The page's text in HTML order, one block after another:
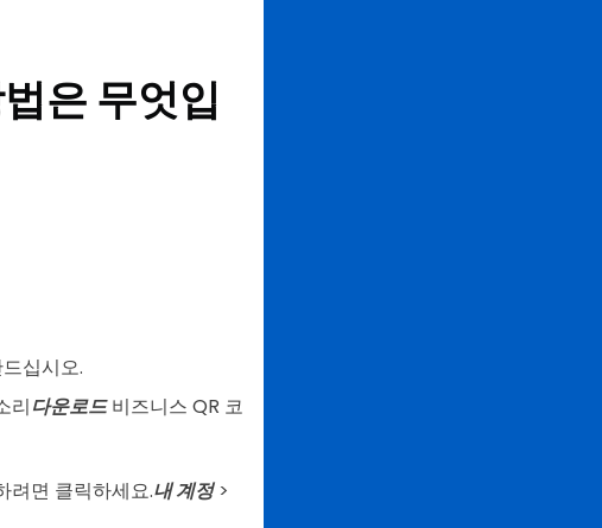
은 무엇입
십시오.
리다운로드비즈니스 QR 코
려면 클릭하세요.내 계정>